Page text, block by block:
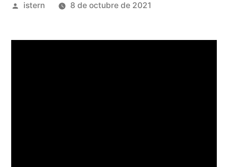
Publicado
istern 8 de octubre de 2021